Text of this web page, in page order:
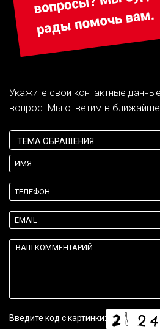
Укажите свои контактные
вопрос. Мы ответим в
Введите код с картинки: